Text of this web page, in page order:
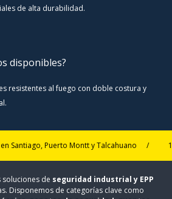
de alta durabilidad.
disponibles?
resistentes al fuego con doble costura y
Puerto Montt y Talcahuano / 15%
soluciones de seguridad industrial y EPP
Disponemos de categorías clave como